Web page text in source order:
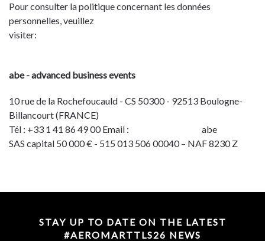
Pour consulter la politique concernant les données
personnelles, veuillez
visiter:
abe - advanced business events
10 rue de la Rochefoucauld - CS 50300 - 92513 Boulogne-
Billancourt (FRANCE)
Tél : +33 1 41 86 49 00 Email :
abe
SAS capital 50 000 € - 515 013 506 00040 – NAF 8230 Z
STAY UP TO DATE ON THE LATEST
#AEROMARTTLS26 NEWS